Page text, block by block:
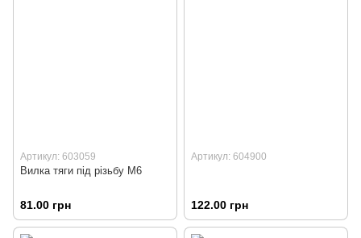
Артикул: 603059
Вилка тяги під різьбу М6
81.00 грн
Артикул: 604900
122.00 грн